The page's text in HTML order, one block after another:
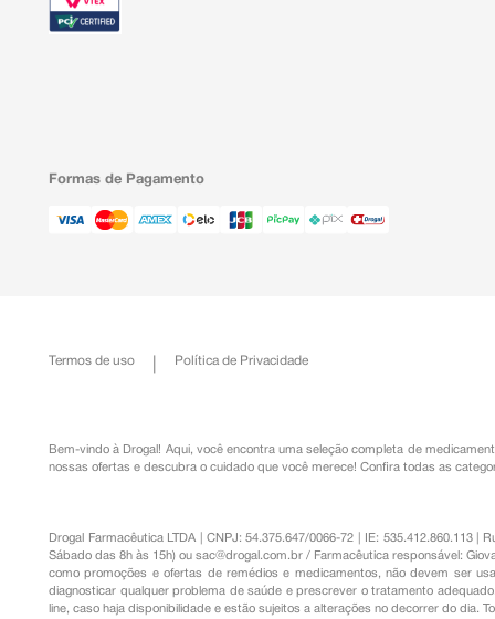
Formas de Pagamento
Termos de uso Política de Privacidade
Bem-vindo à Drogal! Aqui, você encontra uma seleção completa de
nossas ofertas e descubra o cuidado que você merece! Confira todas as
Drogal Farmacêutica LTDA | CNPJ: 54.375.647/0066-72 | IE: 535.412.860.113
Sábado das 8h às 15h) ousac@drogal.com.br / Farmacêutica responsável:
como promoções e ofertas de remédios e medicamentos, não devem ser
diagnosticar qualquer problema de saúde e prescrever o tratamento
line, caso haja disponibilidade e estão sujeitos a alterações no decorrer do dia.